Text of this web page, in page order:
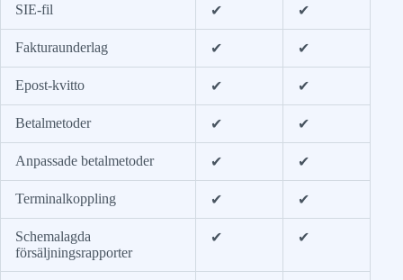
SIE-fil ✔ ✔
Fakturaunderlag ✔ ✔
Epost-kvitto ✔ ✔
Betalmetoder ✔ ✔
Anpassade betalmetoder ✔ ✔
Terminalkoppling ✔ ✔
Schemalagda
försäljningsrapporter
✔ ✔